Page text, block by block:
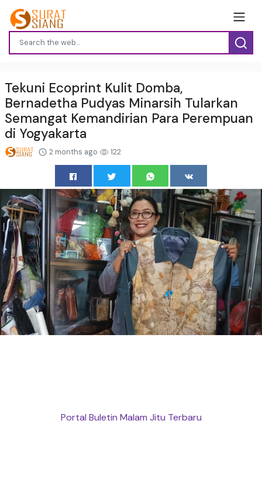
Tekuni Ecoprint Kulit Domba,
Bernadetha Pudyas Minarsih Tularkan
Semangat Kemandirian Para Perempuan
di Yogyakarta
2 months ago 122
Portal Buletin Malam Jitu Terbaru